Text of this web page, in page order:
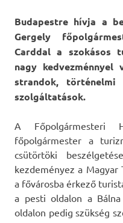
Budapestre hívja a
Gergely
Carddal a szokásos
nagy
strandok,
szolgáltatások.
A
főpolgármester a
csütörtöki
kezdeményez a Magyar
a fővárosba érkező
a pesti oldalon a
oldalon pedig szükség